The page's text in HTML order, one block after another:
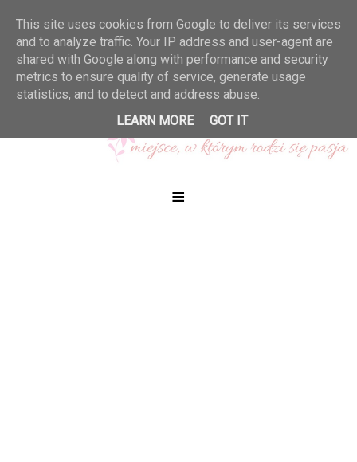
≡
This site uses cookies from Google to deliver its services
and to analyze traffic. Your IP address and user-agent are
shared with Google along with performance and security
metrics to ensure quality of service, generate usage
statistics, and to detect and address abuse.
LEARN MORE
GOT IT